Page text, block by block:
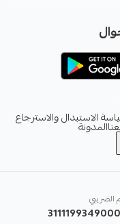
الاستبدال والاسترجاع
المدونة
الضريبي